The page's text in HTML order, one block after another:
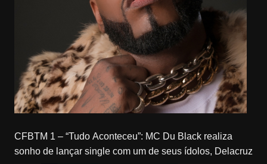
CFBTM 1 – “Tudo Aconteceu”: MC Du Black realiza
sonho de lançar single com um de seus ídolos, Delacruz